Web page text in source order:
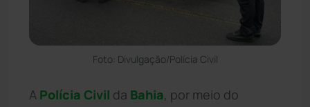
Foto: Divulgação/Polícia Civil
A Polícia Civil da Bahia, por meio do